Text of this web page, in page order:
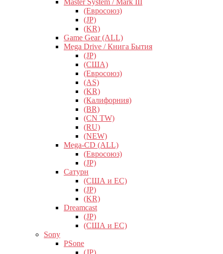
Master System / Mark III
(Евросоюз)
(JP)
(KR)
Game Gear (ALL)
Mega Drive / Книга Бытия
(JP)
(США)
(Евросоюз)
(AS)
(KR)
(Калифорния)
(BR)
(CN TW)
(RU)
(NEW)
Mega-CD (ALL)
(Евросоюз)
(JP)
Сатурн
(США и ЕС)
(JP)
(KR)
Dreamcast
(JP)
(США и ЕС)
Sony
PSone